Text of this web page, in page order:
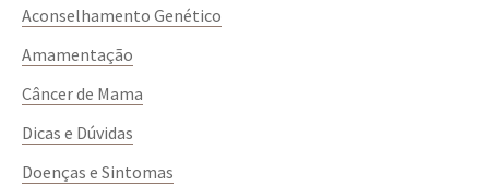
das costas. Nos casos de mamas grandes, o ideal são
sutiãs com alças mais largas e que sejam cruzados na
parte de trás das costas.
Bojo:apesar de muitas mulheres optarem devido a
estética, bojos com muito volume e costuras internas
podem comprimir as mamas, afetando a drenagem
Aconselhamento Genético
Amamentação
Câncer de Mama
Dicas e Dúvidas
Doenças e Sintomas